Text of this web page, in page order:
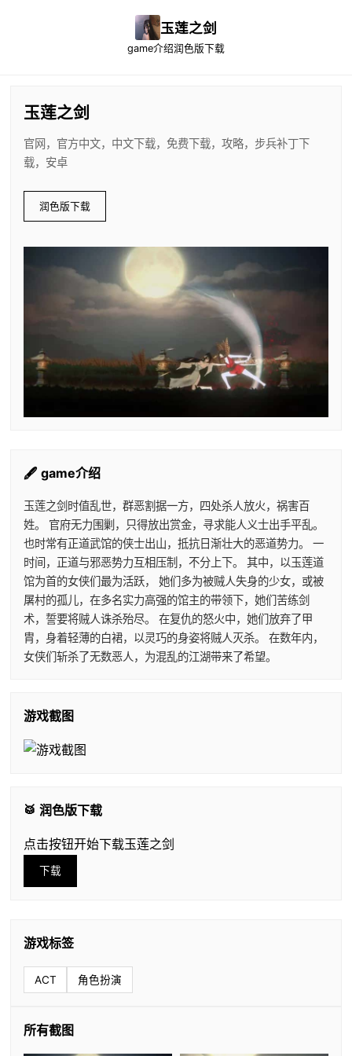
玉莲之剑
game介绍润色版下载
玉莲之剑
官网，官方中文，中文下载，免费下载，攻略，步兵补丁下
载，安卓
润色版下载
🖋️ game介绍
玉莲之剑时值乱世，群恶割据一方，四处杀人放火，祸害百
姓。 官府无力围剿，只得放出赏金，寻求能人义士出手平乱。
也时常有正道武馆的侠士出山，抵抗日渐壮大的恶道势力。 一
时间，正道与邪恶势力互相压制，不分上下。 其中，以玉莲道
馆为首的女侠们最为活跃， 她们多为被贼人失身的少女，或被
屠村的孤儿，在多名实力高强的馆主的带领下，她们苦练剑
术，誓要将贼人诛杀殆尽。 在复仇的怒火中，她们放弃了甲
胄，身着轻薄的白裙，以灵巧的身姿将贼人灭杀。 在数年内，
女侠们斩杀了无数恶人，为混乱的江湖带来了希望。
游戏截图
🥁 润色版下载
点击按钮开始下载玉莲之剑
下载
游戏标签
ACT 角色扮演
所有截图